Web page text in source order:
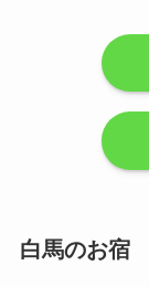
白馬のお宿